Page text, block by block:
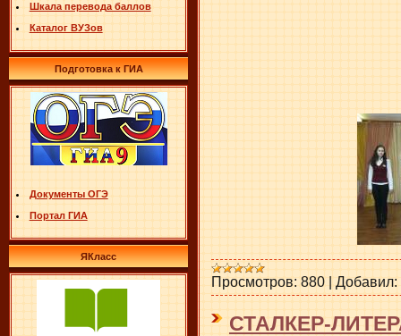
Шкала перевода баллов
Каталог ВУЗов
Подготовка к ГИА
Документы ОГЭ
Портал ГИА
ЯКласс
Просмотров: 880 | Добавил:
СТАЛКЕР-